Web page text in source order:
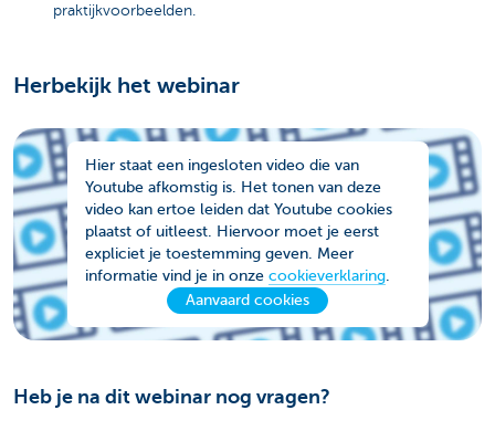
praktijkvoorbeelden.
Herbekijk het webinar
Hier staat een ingesloten video die van
Youtube afkomstig is. Het tonen van deze
video kan ertoe leiden dat Youtube cookies
plaatst of uitleest. Hiervoor moet je eerst
expliciet je toestemming geven. Meer
informatie vind je in onze cookieverklaring.
Aanvaard cookies
Heb je na dit webinar nog vragen?